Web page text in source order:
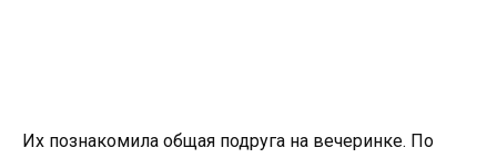
Их познакомила общая подруга на вечеринке. По